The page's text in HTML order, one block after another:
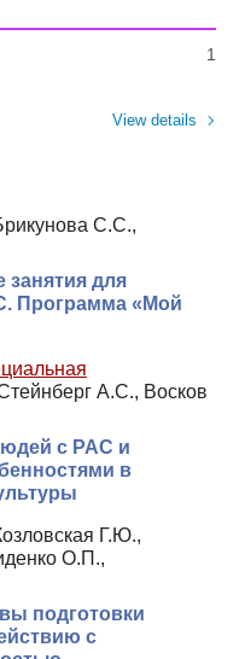
1
View details
С.С.,
для
Программа «Мой
А.С., Восков
с РАС и
в
Г.Ю.,
О.П.,
подготовки
с